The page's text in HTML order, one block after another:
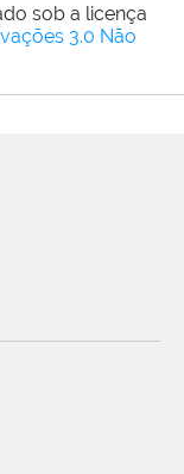
sob a licença
3.0 Não